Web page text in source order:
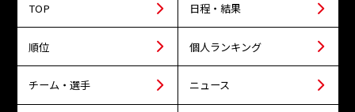
TOP 日程・結果
順位 個人ランキング
チーム・選手 ニュース